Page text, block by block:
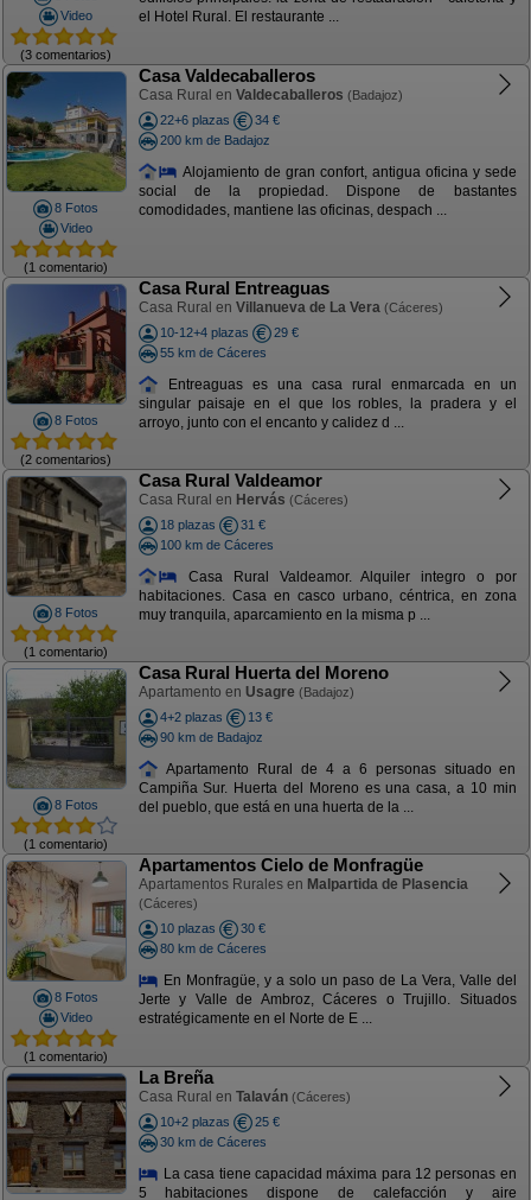
Video
(3 comentarios)
el Hotel Rural. El restaurante ...
8 Fotos
Video
(1 comentario)
Casa Valdecaballeros
Casa Rural en Valdecaballeros (Badajoz)
22+6 plazas
34 €
200 km de Badajoz
Alojamiento de gran confort, antigua oficina y sede
social de la propiedad. Dispone de bastantes
comodidades, mantiene las oficinas, despach ...
8 Fotos
(2 comentarios)
Casa Rural Entreaguas
Casa Rural en Villanueva de La Vera (Cáceres)
10-12+4 plazas
29 €
55 km de Cáceres
Entreaguas es una casa rural enmarcada en un
singular paisaje en el que los robles, la pradera y el
arroyo, junto con el encanto y calidez d ...
8 Fotos
(1 comentario)
Casa Rural Valdeamor
Casa Rural en Hervás (Cáceres)
18 plazas
31 €
100 km de Cáceres
Casa Rural Valdeamor. Alquiler integro o por
habitaciones. Casa en casco urbano, céntrica, en zona
muy tranquila, aparcamiento en la misma p ...
8 Fotos
(1 comentario)
Casa Rural Huerta del Moreno
Apartamento en Usagre (Badajoz)
4+2 plazas
13 €
90 km de Badajoz
Apartamento Rural de 4 a 6 personas situado en
Campiña Sur. Huerta del Moreno es una casa, a 10 min
del pueblo, que está en una huerta de la ...
8 Fotos
Video
(1 comentario)
Apartamentos Cielo de Monfragüe
Apartamentos Rurales en Malpartida de Plasencia
(Cáceres)
10 plazas
30 €
80 km de Cáceres
En Monfragüe, y a solo un paso de La Vera, Valle del
Jerte y Valle de Ambroz, Cáceres o Trujillo. Situados
estratégicamente en el Norte de E ...
La Breña
Casa Rural en Talaván (Cáceres)
10+2 plazas
25 €
30 km de Cáceres
La casa tiene capacidad máxima para 12 personas en
5 habitaciones dispone de calefacción y aire